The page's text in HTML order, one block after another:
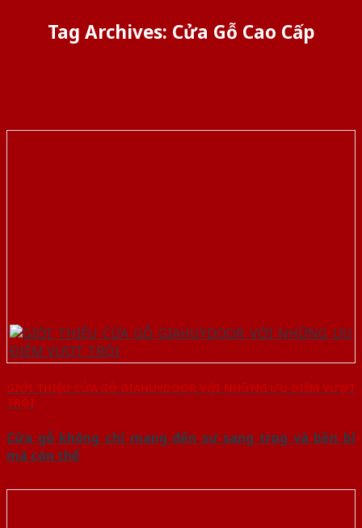
Tag Archives: Cửa Gỗ Cao Cấp
GIỚI THIỆU CỬA GỖ GIAHUYDOOR VỚI NHỮNG ƯU ĐIỂM VƯỢT
TRỘI
Cửa gỗ không chỉ mang đến sự sang trọng và bền bỉ
mà còn thể